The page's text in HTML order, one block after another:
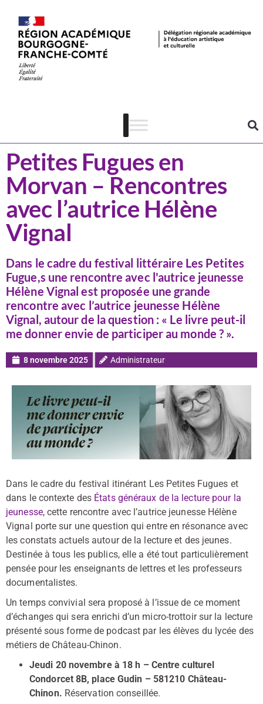
Petites Fugues en
Morvan – Rencontres
avec l’autrice Hélène
Vignal
Dans le cadre du festival littéraire Les Petites
Fugue,s une rencontre avec l'autrice jeunesse
Hélène Vignal est proposée une grande
rencontre avec l’autrice jeunesse Hélène
Vignal, autour de la question : « Le livre peut-il
me donner envie de participer au monde ? ».
8 novembre 2025 Administrateur
Dans le cadre du festival itinérant Les Petites Fugues et
dans le contexte des États généraux de la lecture pour la
jeunesse, cette rencontre avec l’autrice jeunesse Hélène
Vignal porte sur une question qui entre en résonance avec
les constats actuels autour de la lecture et des jeunes.
Destinée à tous les publics, elle a été tout particulièrement
pensée pour les enseignants de lettres et les professeurs
documentalistes.
Un temps convivial sera proposé à l’issue de ce moment
d’échanges qui sera enrichi d’un micro-trottoir sur la lecture
présenté sous forme de podcast par les élèves du lycée des
métiers de Château-Chinon.
Jeudi 20 novembre à 18 h – Centre culturel
Condorcet 8B, place Gudin – 581210 Château-
Chinon. Réservation conseillée.